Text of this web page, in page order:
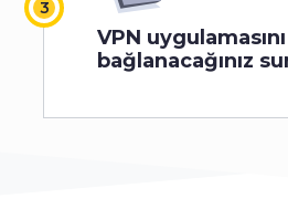
VPN
bağlanacağınız